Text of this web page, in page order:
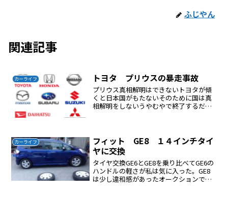
ふじやん
関連記事
カーライフ トヨタ プリウスの暴走事故
プリウス真相解明はできないトヨタが傾
くと日本国がもたないそのために国は真
相解明をしないうやむやで終了するだろ
スが近づいてきたら逃げる...
カーライフ
フィット GE8 １４インチタイ
ヤに交換
タイヤ交換GE6とGE8を乗り比べてGE6の
ハンドルの軽さが私は気に入った。GE8
は少し違和感があったオークションで購